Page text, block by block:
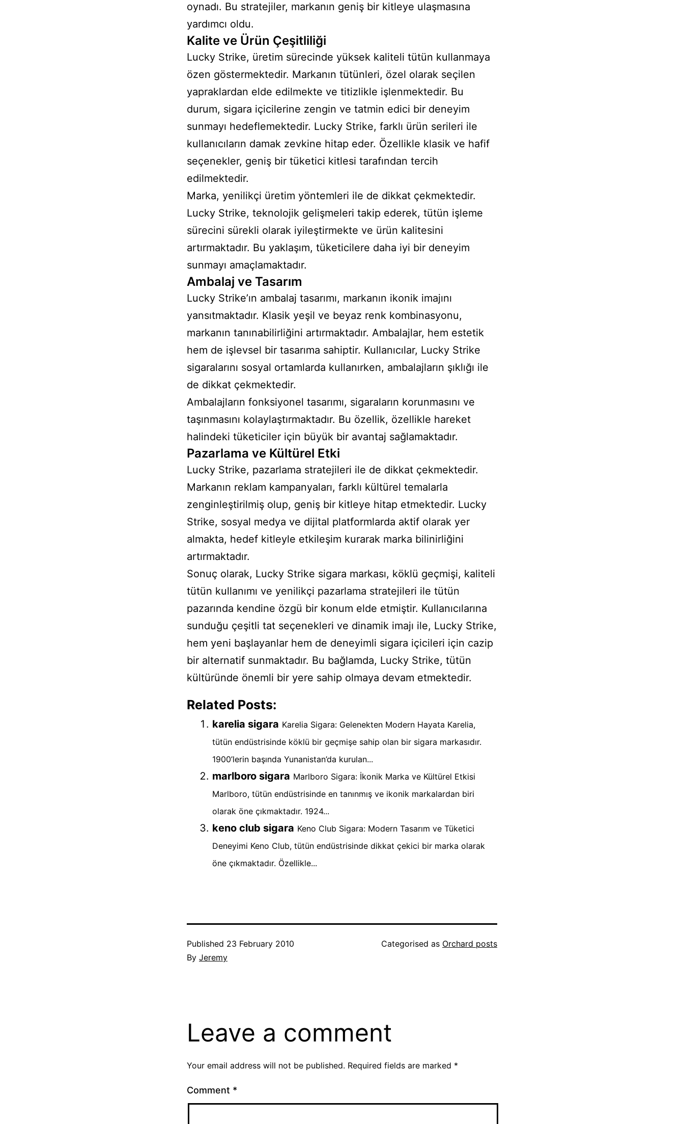
oynadı. Bu stratejiler, markanın geniş bir kitleye ulaşmasına
yardımcı oldu.
Kalite ve Ürün Çeşitliliği
Lucky Strike, üretim sürecinde yüksek kaliteli tütün kullanmaya
özen göstermektedir. Markanın tütünleri, özel olarak seçilen
yapraklardan elde edilmekte ve titizlikle işlenmektedir. Bu
durum, sigara içicilerine zengin ve tatmin edici bir deneyim
sunmayı hedeflemektedir. Lucky Strike, farklı ürün serileri ile
kullanıcıların damak zevkine hitap eder. Özellikle klasik ve hafif
seçenekler, geniş bir tüketici kitlesi tarafından tercih
edilmektedir.
Marka, yenilikçi üretim yöntemleri ile de dikkat çekmektedir.
Lucky Strike, teknolojik gelişmeleri takip ederek, tütün işleme
sürecini sürekli olarak iyileştirmekte ve ürün kalitesini
artırmaktadır. Bu yaklaşım, tüketicilere daha iyi bir deneyim
sunmayı amaçlamaktadır.
Ambalaj ve Tasarım
Lucky Strike’ın ambalaj tasarımı, markanın ikonik imajını
yansıtmaktadır. Klasik yeşil ve beyaz renk kombinasyonu,
markanın tanınabilirliğini artırmaktadır. Ambalajlar, hem estetik
hem de işlevsel bir tasarıma sahiptir. Kullanıcılar, Lucky Strike
sigaralarını sosyal ortamlarda kullanırken, ambalajların şıklığı ile
de dikkat çekmektedir.
Ambalajların fonksiyonel tasarımı, sigaraların korunmasını ve
taşınmasını kolaylaştırmaktadır. Bu özellik, özellikle hareket
halindeki tüketiciler için büyük bir avantaj sağlamaktadır.
Pazarlama ve Kültürel Etki
Lucky Strike, pazarlama stratejileri ile de dikkat çekmektedir.
Markanın reklam kampanyaları, farklı kültürel temalarla
zenginleştirilmiş olup, geniş bir kitleye hitap etmektedir. Lucky
Strike, sosyal medya ve dijital platformlarda aktif olarak yer
almakta, hedef kitleyle etkileşim kurarak marka bilinirliğini
artırmaktadır.
Sonuç olarak, Lucky Strike sigara markası, köklü geçmişi, kaliteli
tütün kullanımı ve yenilikçi pazarlama stratejileri ile tütün
pazarında kendine özgü bir konum elde etmiştir. Kullanıcılarına
sunduğu çeşitli tat seçenekleri ve dinamik imajı ile, Lucky Strike,
hem yeni başlayanlar hem de deneyimli sigara içicileri için cazip
bir alternatif sunmaktadır. Bu bağlamda, Lucky Strike, tütün
kültüründe önemli bir yere sahip olmaya devam etmektedir.
Related Posts:
karelia sigara Karelia Sigara: Gelenekten Modern Hayata Karelia,
tütün endüstrisinde köklü bir geçmişe sahip olan bir sigara markasıdır.
1900’lerin başında Yunanistan’da kurulan...
marlboro sigara Marlboro Sigara: İkonik Marka ve Kültürel Etkisi
Marlboro, tütün endüstrisinde en tanınmış ve ikonik markalardan biri
olarak öne çıkmaktadır. 1924...
keno club sigara Keno Club Sigara: Modern Tasarım ve Tüketici
Deneyimi Keno Club, tütün endüstrisinde dikkat çekici bir marka olarak
öne çıkmaktadır. Özellikle...
Published 23 February 2010
By Jeremy
Categorised as Orchard posts
Leave a comment
Your email address will not be published. Required fields are marked *
Comment *